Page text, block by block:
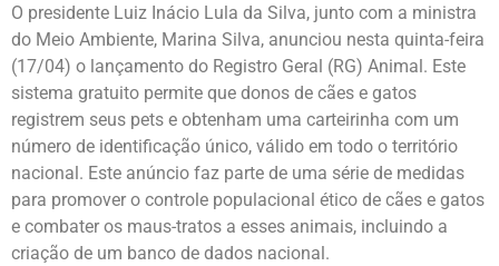
O presidente Luiz Inácio Lula da Silva, junto com a ministra
do Meio Ambiente, Marina Silva, anunciou nesta quinta-feira
(17/04) o lançamento do Registro Geral (RG) Animal. Este
sistema gratuito permite que donos de cães e gatos
registrem seus pets e obtenham uma carteirinha com um
número de identificação único, válido em todo o território
nacional. Este anúncio faz parte de uma série de medidas
para promover o controle populacional ético de cães e gatos
e combater os maus-tratos a esses animais, incluindo a
criação de um banco de dados nacional.